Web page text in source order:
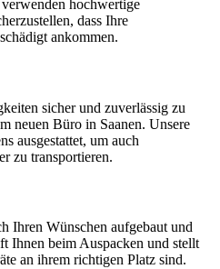
hochwertige
dass Ihre
ankommen.
sicher und zuverlässig zu
neuen Büro in Saanen. Unsere
ausgestattet, um auch
zu transportieren.
Ihren Wünschen aufgebaut und
Ihnen beim Auspacken und stellt
an ihrem richtigen Platz sind.